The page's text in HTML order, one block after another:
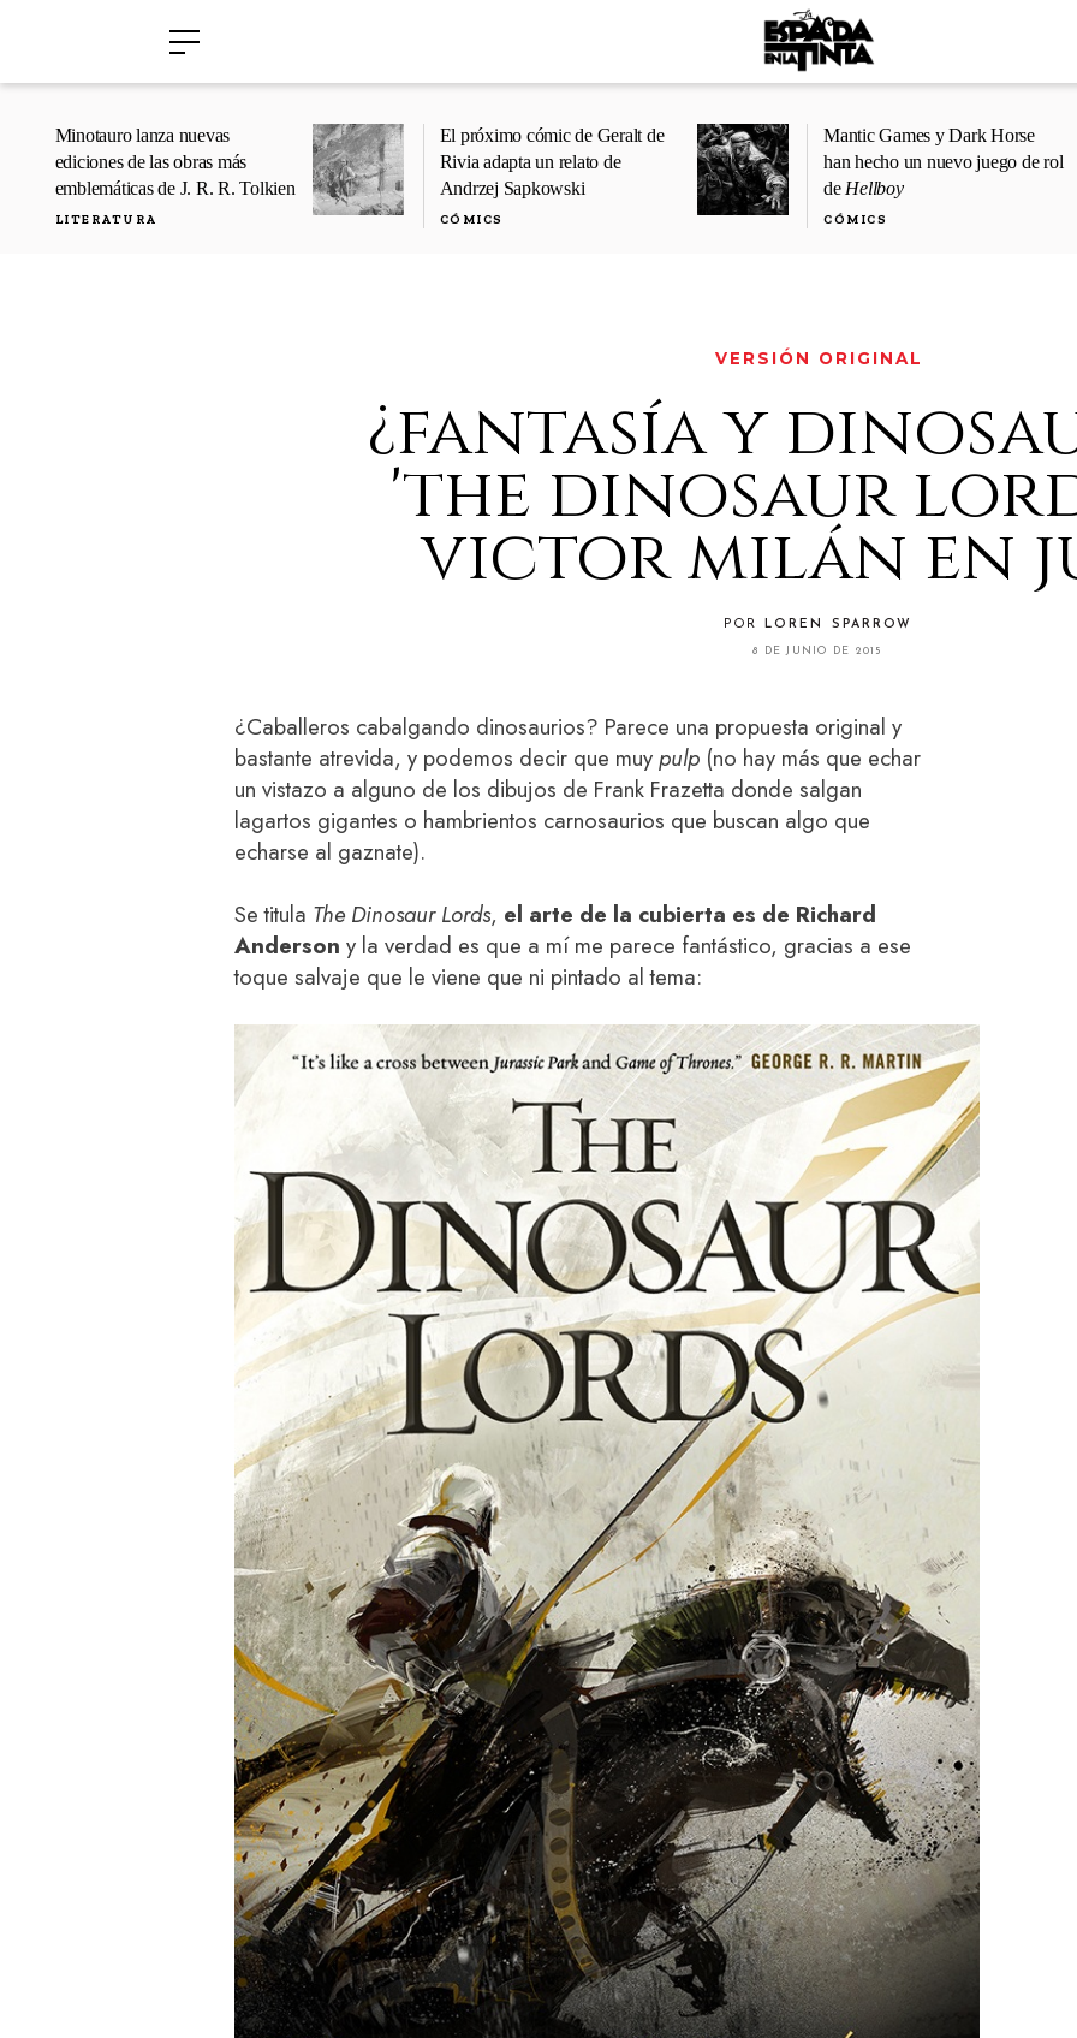
Minotauro lanza nuevas
ediciones de las obras más
emblemáticas de J. R. R. Tolkien
LITERATURA
El próximo cómic de Geralt de
Rivia adapta un relato de
Andrzej Sapkowski
CÓMICS
Mantic Games y Dark Horse
han hecho un nuevo juego de rol
de Hellboy
CÓMICS
VERSIÓN ORIGINAL
¿fantasía y
'the dinosaur
victor milán en
POR LOREN SPARROW
8 DE JUNIO DE 2015
¿Caballeros cabalgando dinosaurios? Parece una propuesta original y
bastante atrevida, y podemos decir que muypulp (no hay más que echar
un vistazo a alguno de los dibujos de Frank Frazetta donde salgan
lagartos gigantes o hambrientos carnosaurios que buscan algo que
echarse al gaznate).
Se titula The Dinosaur Lords, el arte de la cubierta es de Richard
Anderson y la verdad es que a mí me parece fantástico, gracias a ese
toque salvaje que le viene que ni pintado al tema:
›